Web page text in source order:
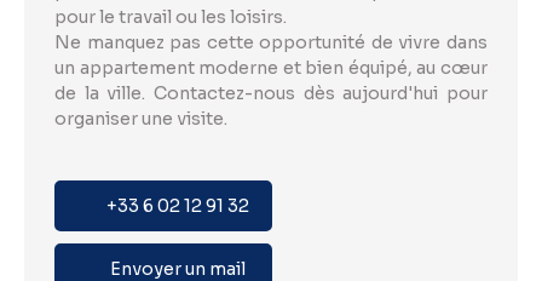
pour le travail ou les loisirs.
Ne manquez pas cette opportunité de vivre dans
un appartement moderne et bien équipé, au cœur
de la ville. Contactez-nous dès aujourd'hui pour
organiser une visite.
+33 6 02 12 91 32
Envoyer un mail